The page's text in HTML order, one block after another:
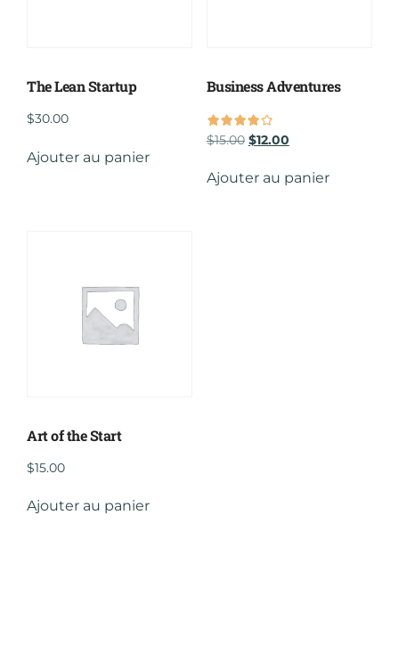
The Lean Startup
$30.00
Ajouter au panier
Business Adventures
$15.00 $12.00
Ajouter au panier
Art of the Start
$15.00
Ajouter au panier